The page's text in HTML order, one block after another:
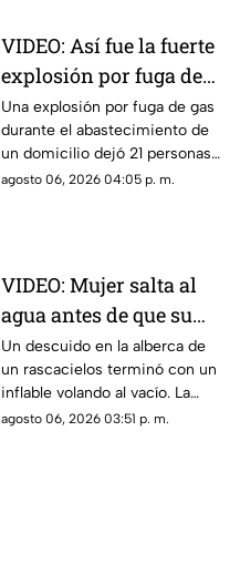
VIDEO: Así fue la fuerte
explosión por fuga de
gas en Cuernavaca: 21
heridos
Una explosión por fuga de gas
durante el abastecimiento de
un domicilio dejó 21 personas
heridas y daños en viviendas y
agosto 06, 2026 04:05 p. m.
VIDEO: Mujer salta al
agua antes de que su
inflable vuele al vacío
en un rascacielos
Un descuido en la alberca de
un rascacielos terminó con un
inflable volando al vacío. La
rápida reacción de una mujer
agosto 06, 2026 03:51 p. m.